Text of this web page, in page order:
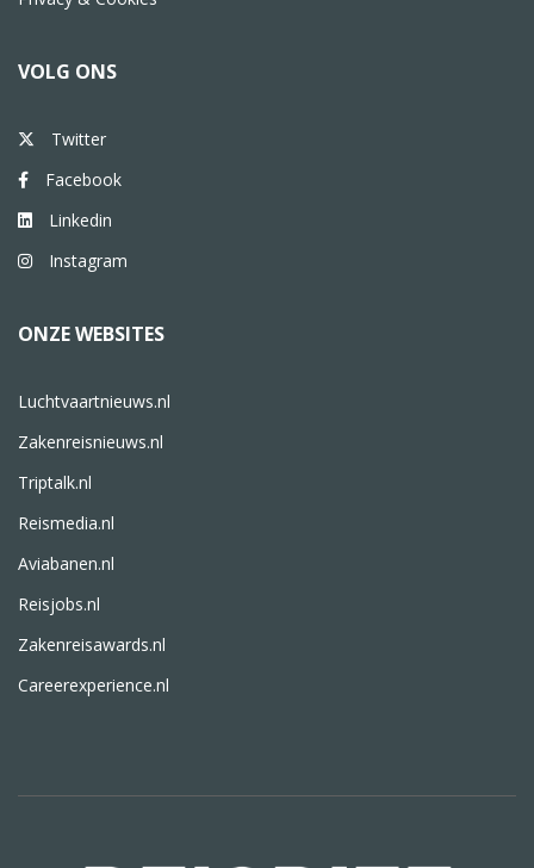
VOLG ONS
Twitter
Facebook
Linkedin
Instagram
ONZE WEBSITES
Luchtvaartnieuws.nl
Zakenreisnieuws.nl
Triptalk.nl
Reismedia.nl
Aviabanen.nl
Reisjobs.nl
Zakenreisawards.nl
Careerexperience.nl